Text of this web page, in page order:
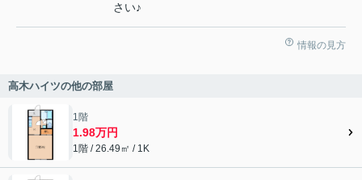
さい♪
情報の見方
高木ハイツの他の部屋
1階
1.98万円
1階 / 26.49㎡ / 1K